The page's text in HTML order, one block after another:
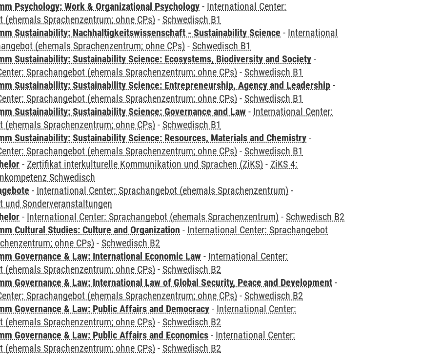
Psychology: Work & Organizational Psychology - International Center:
(ehemals Sprachenzentrum; ohne CPs) - Schwedisch B1
Sustainability: Nachhaltigkeitswissenschaft - Sustainability Science - International
(ehemals Sprachenzentrum; ohne CPs) - Schwedisch B1
Sustainability: Sustainability Science: Ecosystems, Biodiversity and Society -
Sprachangebot (ehemals Sprachenzentrum; ohne CPs) - Schwedisch B1
Sustainability: Sustainability Science: Entrepreneurship, Agency and Leadership -
Sprachangebot (ehemals Sprachenzentrum; ohne CPs) - Schwedisch B1
Sustainability: Sustainability Science: Governance and Law - International Center:
(ehemals Sprachenzentrum; ohne CPs) - Schwedisch B1
Sustainability: Sustainability Science: Resources, Materials and Chemistry -
Sprachangebot (ehemals Sprachenzentrum; ohne CPs) - Schwedisch B1
- Zertifikat interkulturelle Kommunikation und Sprachen (ZiKS) - ZiKS 4:
Schwedisch
- International Center: Sprachangebot (ehemals Sprachenzentrum) -
und Sonderveranstaltungen
- International Center: Sprachangebot (ehemals Sprachenzentrum) - Schwedisch B2
Cultural Studies: Culture and Organization - International Center: Sprachangebot
ohne CPs) - Schwedisch B2
Governance & Law: International Economic Law - International Center:
(ehemals Sprachenzentrum; ohne CPs) - Schwedisch B2
Governance & Law: International Law of Global Security, Peace and Development -
Sprachangebot (ehemals Sprachenzentrum; ohne CPs) - Schwedisch B2
Governance & Law: Public Affairs and Democracy - International Center:
(ehemals Sprachenzentrum; ohne CPs) - Schwedisch B2
Governance & Law: Public Affairs and Economics - International Center:
(ehemals Sprachenzentrum; ohne CPs) - Schwedisch B2